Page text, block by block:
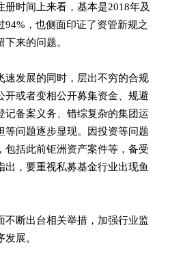
时间上来看，基本是2018年及
94%，也侧面印证了资管新规之
来的问题。
速发展的同时，层出不穷的合规
开或者变相公开募集资金、规避
记备案义务、错综复杂的集团运
等问题逐步显现。因投资等问题
包括此前钜洲资产案件等，备受
，要重视私募基金行业出现鱼
不断出台相关举措，加强行业监
展。